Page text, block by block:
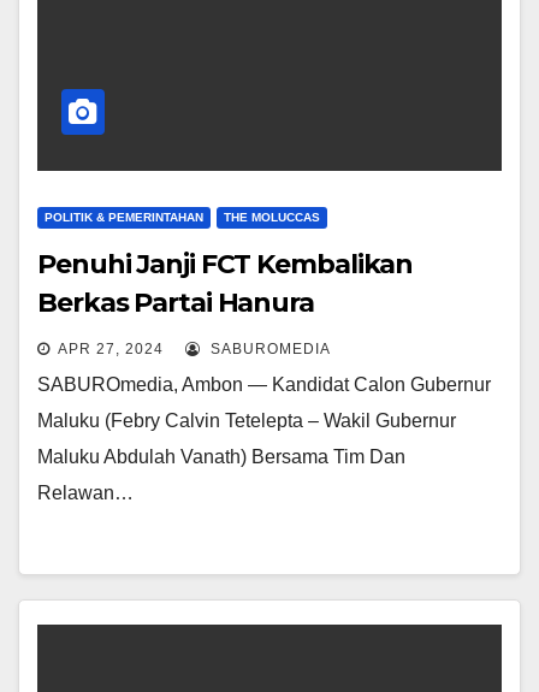
POLITIK & PEMERINTAHAN THE MOLUCCAS
Penuhi Janji FCT Kembalikan
Berkas Partai Hanura
APR 27, 2024 SABUROMEDIA
SABUROmedia, Ambon — Kandidat Calon Gubernur
Maluku (Febry Calvin Tetelepta – Wakil Gubernur
Maluku Abdulah Vanath) Bersama Tim Dan
Relawan…